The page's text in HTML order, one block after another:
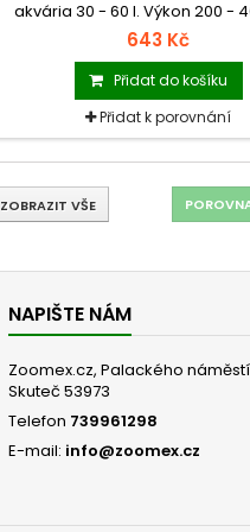
akvária 30 - 60 l. Výkon 200 -
Příkon 7 W.
643 Kč
Přidat do košíku
Přidat k porovnání
ZOBRAZIT VŠE
NAPIŠTE NÁM
Zoomex.cz, Palackého
Skuteč 53973
Telefon 739961298
E-mail: info@zoomex.cz